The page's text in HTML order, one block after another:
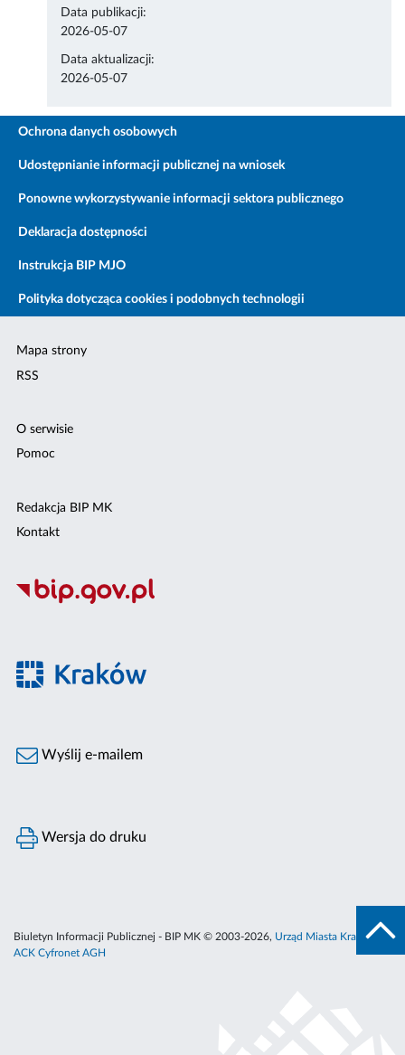
Data publikacji:
2026-05-07
Data aktualizacji:
2026-05-07
Ochrona danych osobowych
Udostępnianie informacji publicznej na wniosek
Ponowne wykorzystywanie informacji sektora publicznego
Deklaracja dostępności
Instrukcja BIP MJO
Polityka dotycząca cookies i podobnych technologii
Mapa strony
RSS
O serwisie
Pomoc
Redakcja BIP MK
Kontakt
Wyślij e-mailem
Wersja do druku
Biuletyn Informacji Publicznej - BIP MK © 2003-2026, Urząd Miasta Krakowa
ACK Cyfronet AGH